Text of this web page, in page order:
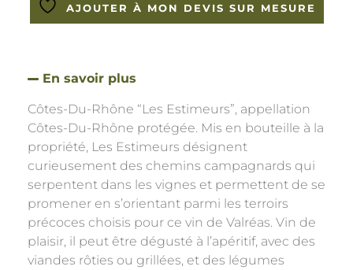
AJOUTER À MON DEVIS SUR MESURE
En savoir plus
Côtes-Du-Rhône “Les Estimeurs”, appellation
Côtes-Du-Rhône protégée. Mis en bouteille à la
propriété, Les Estimeurs désignent
curieusement des chemins campagnards qui
serpentent dans les vignes et permettent de se
promener en s’orientant parmi les terroirs
précoces choisis pour ce vin de Valréas. Vin de
plaisir, il peut être dégusté à l’apéritif, avec des
viandes rôties ou grillées, et des légumes